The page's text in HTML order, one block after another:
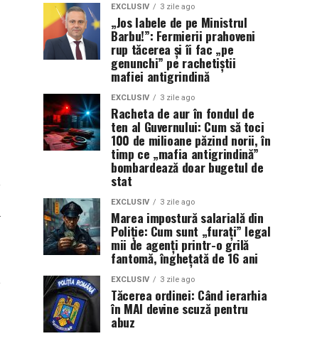
EXCLUSIV 3 zile ago
„Jos labele de pe Ministrul
Barbu!”: Fermierii prahoveni
rup tăcerea și îi fac „pe
genunchi” pe rachetiștii
mafiei antigrindină
EXCLUSIV 3 zile ago
Racheta de aur în fondul de
ten al Guvernului: Cum să toci
100 de milioane păzind norii, în
timp ce „mafia antigrindină”
bombardează doar bugetul de
stat
EXCLUSIV 3 zile ago
Marea impostură salarială din
Poliție: Cum sunt „furați” legal
mii de agenți printr-o grilă
fantomă, înghețată de 16 ani
EXCLUSIV 3 zile ago
Tăcerea ordinei: Când ierarhia
în MAI devine scuză pentru
abuz